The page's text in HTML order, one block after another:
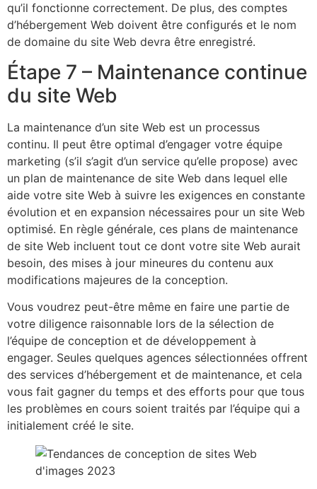
qu’il fonctionne correctement. De plus, des comptes
d’hébergement Web doivent être configurés et le nom
de domaine du site Web devra être enregistré.
Étape 7 – Maintenance continue
du site Web
La maintenance d’un site Web est un processus
continu. Il peut être optimal d’engager votre équipe
marketing (s’il s’agit d’un service qu’elle propose) avec
un plan de maintenance de site Web dans lequel elle
aide votre site Web à suivre les exigences en constante
évolution et en expansion nécessaires pour un site Web
optimisé. En règle générale, ces plans de maintenance
de site Web incluent tout ce dont votre site Web aurait
besoin, des mises à jour mineures du contenu aux
modifications majeures de la conception.
Vous voudrez peut-être même en faire une partie de
votre diligence raisonnable lors de la sélection de
l’équipe de conception et de développement à
engager. Seules quelques agences sélectionnées offrent
des services d’hébergement et de maintenance, et cela
vous fait gagner du temps et des efforts pour que tous
les problèmes en cours soient traités par l’équipe qui a
initialement créé le site.